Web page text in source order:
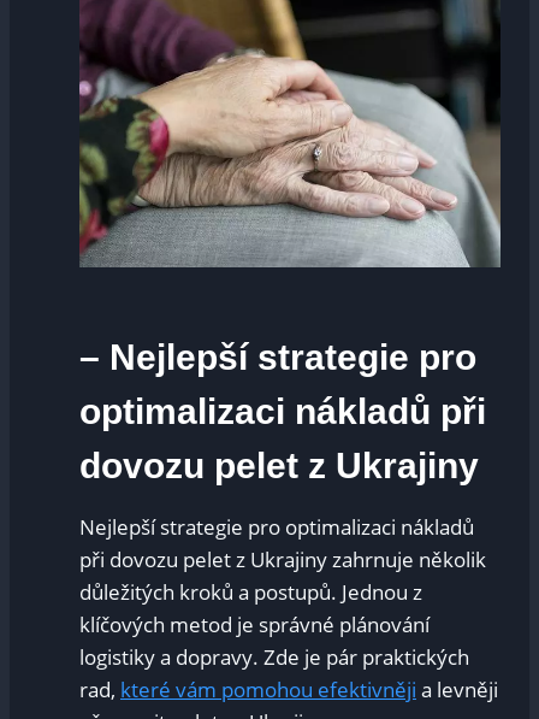
– Nejlepší strategie pro
optimalizaci nákladů při
dovozu pelet z Ukrajiny
Nejlepší strategie pro optimalizaci nákladů
při dovozu pelet z Ukrajiny zahrnuje několik
důležitých kroků a postupů. Jednou z
klíčových metod je správné plánování
logistiky a dopravy. Zde je pár praktických
rad, které vám pomohou efektivněji a levněji